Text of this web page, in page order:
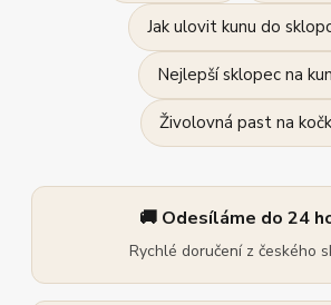
Jak ulovit kunu do
Nejlepší sklopec na
Živolovná past na
🚚 Odesíláme do 24
Rychlé doručení z českého